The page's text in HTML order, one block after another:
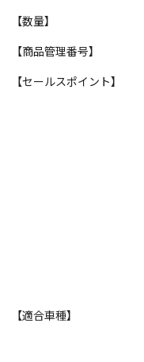
【数量】
【商品管理番号】
【セールスポイント】
【適合車種】